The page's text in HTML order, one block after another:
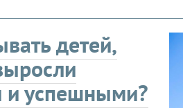
детей,
успешными?